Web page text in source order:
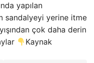
yapılan
sandalyeyi yerine itme
çok daha derin
Kaynak